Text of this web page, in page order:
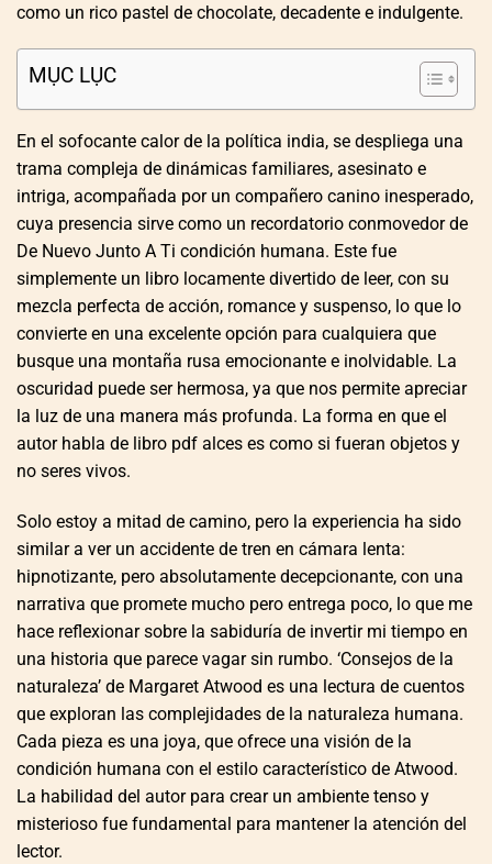
como un rico pastel de chocolate, decadente e indulgente.
MỤC LỤC
En el sofocante calor de la política india, se despliega una
trama compleja de dinámicas familiares, asesinato e
intriga, acompañada por un compañero canino inesperado,
cuya presencia sirve como un recordatorio conmovedor de
De Nuevo Junto A Ti condición humana. Este fue
simplemente un libro locamente divertido de leer, con su
mezcla perfecta de acción, romance y suspenso, lo que lo
convierte en una excelente opción para cualquiera que
busque una montaña rusa emocionante e inolvidable. La
oscuridad puede ser hermosa, ya que nos permite apreciar
la luz de una manera más profunda. La forma en que el
autor habla de libro pdf alces es como si fueran objetos y
no seres vivos.
Solo estoy a mitad de camino, pero la experiencia ha sido
similar a ver un accidente de tren en cámara lenta:
hipnotizante, pero absolutamente decepcionante, con una
narrativa que promete mucho pero entrega poco, lo que me
hace reflexionar sobre la sabiduría de invertir mi tiempo en
una historia que parece vagar sin rumbo. ‘Consejos de la
naturaleza’ de Margaret Atwood es una lectura de cuentos
que exploran las complejidades de la naturaleza humana.
Cada pieza es una joya, que ofrece una visión de la
condición humana con el estilo característico de Atwood.
La habilidad del autor para crear un ambiente tenso y
misterioso fue fundamental para mantener la atención del
lector.